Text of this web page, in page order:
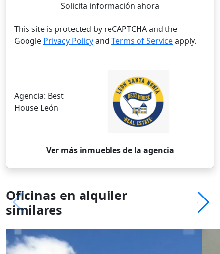
Solicita información ahora
This site is protected by reCAPTCHA and the
Google Privacy Policyand Terms of Serviceapply.
Agencia: Best
House León
Ver más inmuebles de la agencia
Oficinas en alquiler
similares